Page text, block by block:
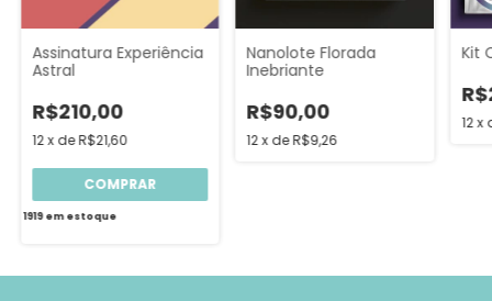
Assinatura Experiência
Astral
R$210,00
12x deR$21,60
COMPRAR
1919em estoque
Nanolote Florada
Inebriante
R$90,00
12 x deR$9,26
Kit
12x